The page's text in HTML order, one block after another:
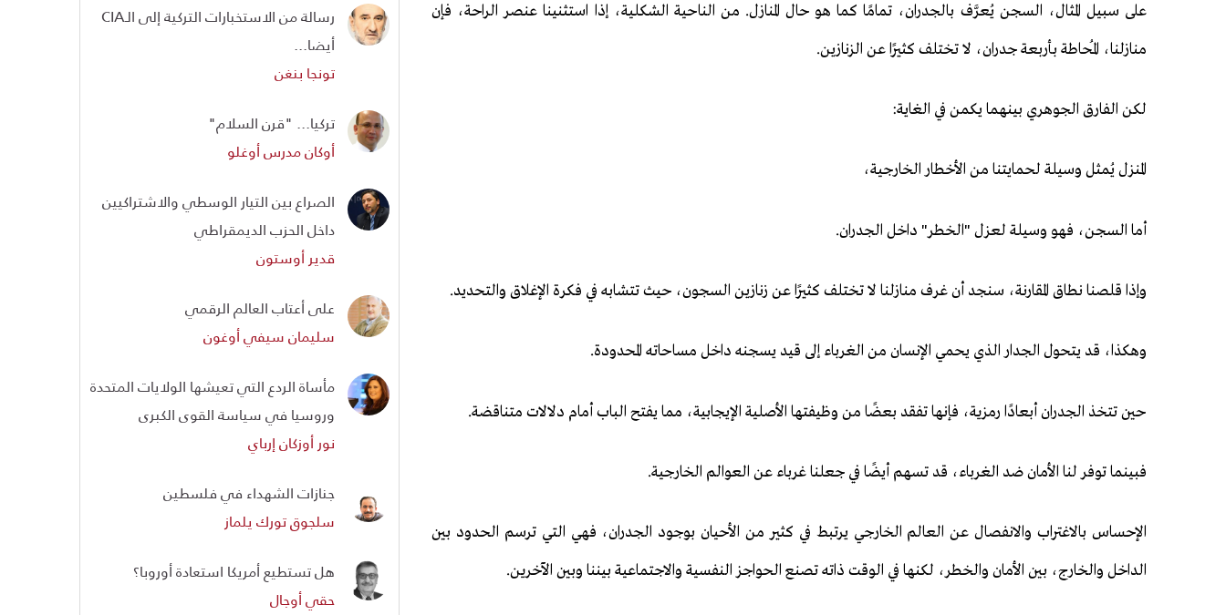
على سبيل المثال، السجن يُعرَّف بالجدران، تمامًا كما هو حال المنازل. من الناحية الشكلية، إذا استثنينا عنصر الراحة، فإن
منازلنا، المُحاطة بأربعة جدران، لا تختلف كثيرًا عن الزنازين.
لكن الفارق الجوهري بينهما يكمن في الغاية:
المنزل يُمثل وسيلة لحمايتنا من الأخطار الخارجية،
أما السجن، فهو وسيلة لعزل "الخطر" داخل الجدران.
وإذا قلصنا نطاق المقارنة، سنجد أن غرف منازلنا لا تختلف كثيرًا عن زنازين السجون، حيث تتشابه في فكرة الإغلاق والتحديد.
وهكذا، قد يتحول الجدار الذي يحمي الإنسان من الغرباء إلى قيد يسجنه داخل مساحاته المحدودة.
حين تتخذ الجدران أبعادًا رمزية، فإنها تفقد بعضًا من وظيفتها الأصلية الإيجابية، مما يفتح الباب أمام دلالات متناقضة.
فبينما توفر لنا الأمان ضد الغرباء، قد تسهم أيضًا في جعلنا غرباء عن العوالم الخارجية.
الإحساس بالاغتراب والانفصال عن العالم الخارجي يرتبط في كثير من الأحيان بوجود الجدران، فهي التي ترسم الحدود بين
الداخل والخارج، بين الأمان والخطر، لكنها في الوقت ذاته تصنع الحواجز النفسية والاجتماعية بيننا وبين الآخرين.
رسالة من الاستخبارات التركية إلى الـCIA
أيضا...
تونجا بنغن
تركيا... "قرن السلام"
أوكان مدرس أوغلو
الصراع بين التيار الوسطي والاشتراكيين
داخل الحزب الديمقراطي
قدير أوستون
على أعتاب العالم الرقمي
سليمان سيفي أوغون
مأساة الردع التي تعيشها الولايات المتحدة
وروسيا في سياسة القوى الكبرى
نور أوزكان إرباي
جنازات الشهداء في فلسطين
سلجوق تورك يلماز
هل تستطيع أمريكا استعادة أوروبا؟
حقي أوجال